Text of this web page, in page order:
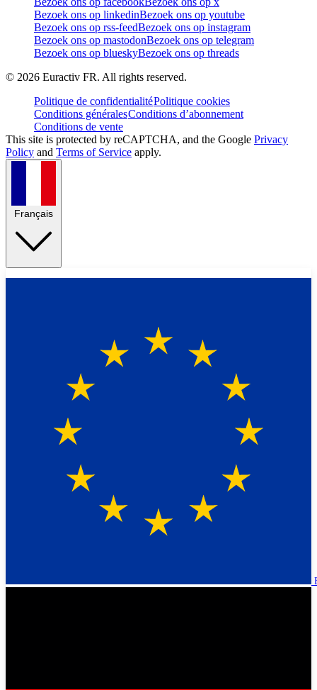
Bezoek ons op linkedinBezoek ons op youtube
Bezoek ons op rss-feedBezoek ons op instagram
Bezoek ons op mastodonBezoek ons op telegram
Bezoek ons op blueskyBezoek ons op threads
© 2026 Euractiv FR. All rights reserved.
Politique de confidentialitéPolitique cookies
Conditions généralesConditions d’abonnement
Conditions de vente
This site is protected by reCAPTCHA, and the Google Privacy
Policy and Terms of Service apply.
Français